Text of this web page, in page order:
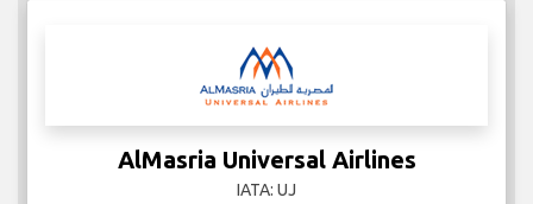
AlMasria Universal Airlines
IATA: UJ